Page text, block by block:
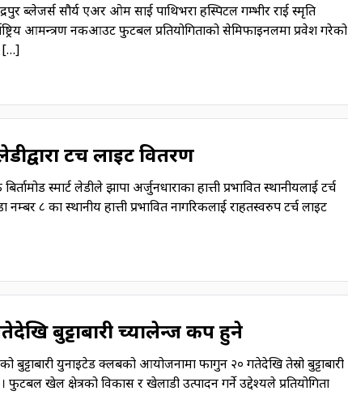
ब्लेजर्स सौर्य एअर ओम साई पाथिभरा हस्पिटल गम्भीर राई स्मृति
आमन्त्रण नकआउट फुटबल प्रतियोगिताको सेमिफाइनलमा प्रवेश गरेको
[…]
टर्च लाइट वितरण
स्मार्ट लेडीले झापा अर्जुनधाराका हात्ती प्रभावित स्थानीयलाई टर्च
८ का स्थानीय हात्ती प्रभावित नागरिकलाई राहतस्वरुप टर्च लाइट
बुट्टाबारी च्यालेन्ज कप हुने
को बुट्टाबारी युनाइटेड क्लबको आयोजनामा फागुन २० गतेदेखि तेस्रो बुट्टाबारी
खेल क्षेत्रको विकास र खेलाडी उत्पादन गर्ने उद्देश्यले प्रतियोगिता